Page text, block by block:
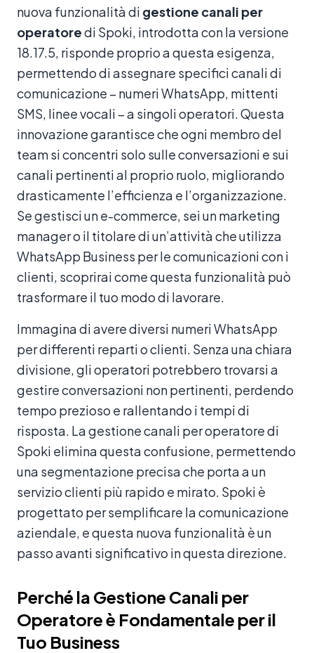
nuova funzionalità di gestione canali per
operatoredi Spoki, introdotta con la versione
18.17.5, risponde proprio a questa esigenza,
permettendo di assegnare specifici canali di
comunicazione – numeri WhatsApp, mittenti
SMS, linee vocali – a singoli operatori. Questa
innovazione garantisce che ogni membro del
team si concentri solo sulle conversazioni e sui
canali pertinenti al proprio ruolo, migliorando
drasticamente l’efficienza e l’organizzazione.
Se gestisci un e-commerce, sei un marketing
manager o il titolare di un’attività che utilizza
WhatsApp Business per le comunicazioni con i
clienti, scoprirai come questa funzionalità può
trasformare il tuo modo di lavorare.
Immagina di avere diversi numeri WhatsApp
per differenti reparti o clienti. Senza una chiara
divisione, gli operatori potrebbero trovarsi a
gestire conversazioni non pertinenti, perdendo
tempo prezioso e rallentando i tempi di
risposta. La gestione canali per operatore di
Spoki elimina questa confusione, permettendo
una segmentazione precisa che porta a un
servizio clienti più rapido e mirato. Spoki è
progettato per semplificare la comunicazione
aziendale, e questa nuova funzionalità è un
passo avanti significativo in questa direzione.
Perché la Gestione Canali per
Operatore è Fondamentale per il
Tuo Business